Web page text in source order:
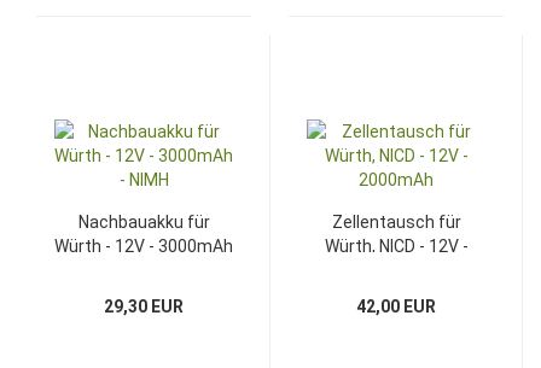
Nachbauakku für
Würth - 12V - 3000mAh
29,30 EUR
Zellentausch für
Würth, NICD - 12V -
42,00 EUR